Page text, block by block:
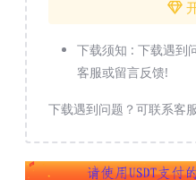
下载须知 : 下载遇到
客服或留言反馈!
下载遇到问题？可联系客